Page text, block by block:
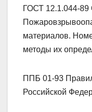
ГОСТ 12.1.044-
материалов.
методы их
ППБ 01-93
Российской